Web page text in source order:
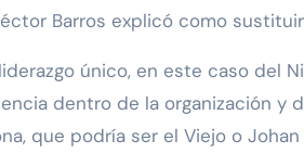
Barros explicó como
único, en este caso del
dentro de la organización y
que podría ser el Viejo o Johan